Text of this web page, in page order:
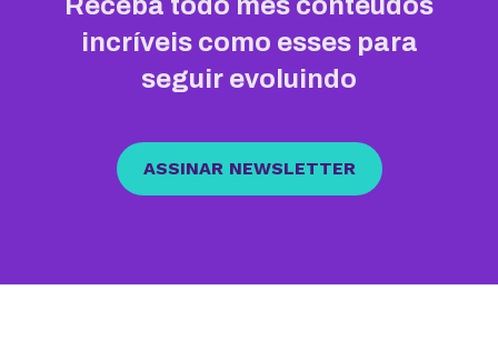
Receba todo mês conteúdos
incríveis como esses para
seguir evoluindo
ASSINAR NEWSLETTER